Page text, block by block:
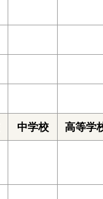
中学校 高等学